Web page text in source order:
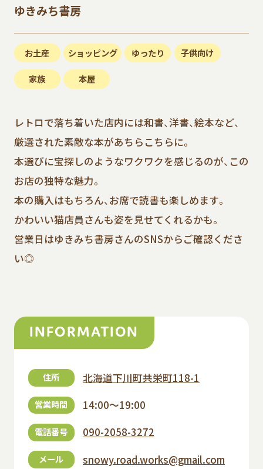
ゆきみち書房
お土産 ショッピング ゆったり 子供向け
家族 本屋
レトロで落ち着いた店内には和書、洋書、絵本など、
厳選された素敵な本があちらこちらに。
本選びに宝探しのようなワクワクを感じるのが、この
お店の独特な魅力。
本の購入はもちろん、お席で読書も楽しめます。
かわいい猫店員さんも姿を見せてくれるかも。
営業日はゆきみち書房さんのSNSからご確認くださ
い◎
INFORMATION
住所 北海道下川町共栄町118-1
営業時間 14:00～19:00
電話番号 090-2058-3272
メール snowy.road.works@gmail.com